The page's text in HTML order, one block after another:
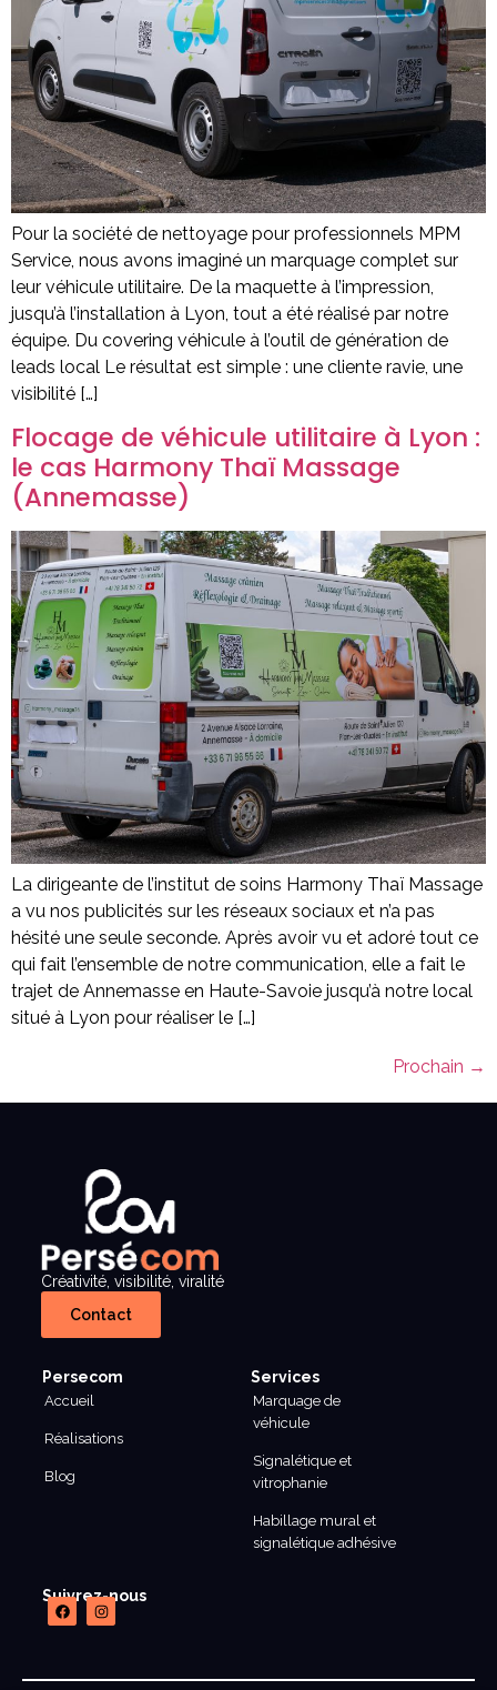
Pour la société de nettoyage pour professionnels MPM
Service, nous avons imaginé un marquage complet sur
leur véhicule utilitaire. De la maquette à l’impression,
jusqu’à l’installation à Lyon, tout a été réalisé par notre
équipe. Du covering véhicule à l’outil de génération de
leads local Le résultat est simple : une cliente ravie, une
visibilité […]
Flocage de véhicule utilitaire à Lyon :
le cas Harmony Thaï Massage
(Annemasse)
La dirigeante de l’institut de soins Harmony Thaï Massage
a vu nos publicités sur les réseaux sociaux et n’a pas
hésité une seule seconde. Après avoir vu et adoré tout ce
qui fait l’ensemble de notre communication, elle a fait le
trajet de Annemasse en Haute-Savoie jusqu’à notre local
situé à Lyon pour réaliser le […]
Prochain →
Créativité, visibilité, viralité
Contact
Persecom
Accueil
Réalisations
Blog
Services
Marquage de
véhicule
Signalétique et
vitrophanie
Habillage mural et
signalétique adhésive
Suivrez-nous